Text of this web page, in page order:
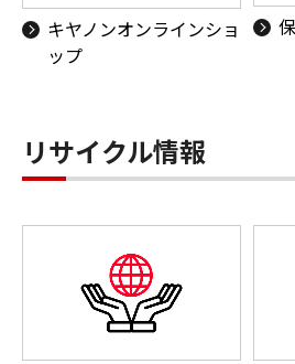
キヤノンオンラインショ
ップ
リサイクル情報